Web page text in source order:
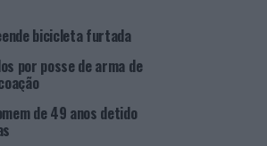
conseguido entrar com
perante a Autoridade Judiciária
para aplicação das medidas de
adequadas enquanto aguarda
bicicleta furtada
por posse de arma de
de 49 anos detido